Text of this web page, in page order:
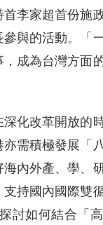
李家超首份施
與的活動。「
成為台灣方面
化改革開放的
需積極發展「
內外產、學、
持國內國際雙
討如何結合「